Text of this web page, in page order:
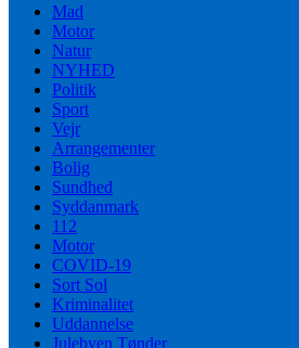
Mad
Motor
Natur
NYHED
Politik
Sport
Vejr
Arrangementer
Bolig
Sundhed
Syddanmark
112
Motor
COVID-19
Sort Sol
Kriminalitet
Uddannelse
Julebyen Tønder